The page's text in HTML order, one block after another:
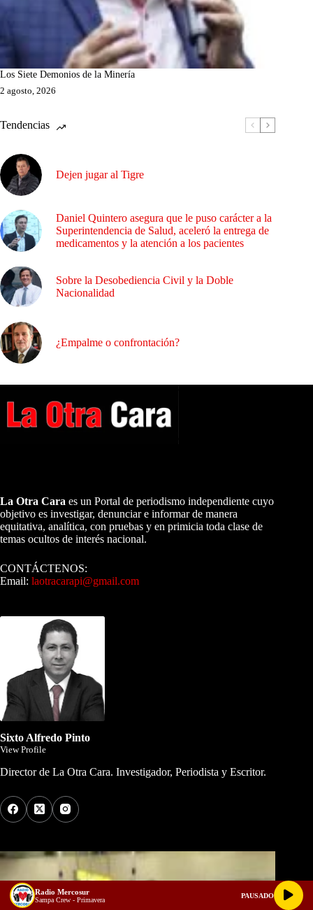
Los Siete Demonios de la Minería
2 agosto, 2026
Tendencias
Dejen jugar al Tigre
Daniel Quintero asegura que le puso carácter a la
Superintendencia de Salud, aceleró la entrega de
medicamentos y la atención a los pacientes
Sobre la Desobediencia Civil y la Doble
Nacionalidad
¿Empalme o confrontación?
La Otra Cara es un Portal de periodismo independiente cuyo
objetivo es investigar, denunciar e informar de manera
equitativa, analítica, con pruebas y en primicia toda clase de
temas ocultos de interés nacional.
CONTÁCTENOS:
Email: laotracarapi@gmail.com
Sixto Alfredo Pinto
View Profile
Director de La Otra Cara. Investigador, Periodista y Escritor.
Radio Mercosur
Sampa Crew - Primavera
PAUSADO